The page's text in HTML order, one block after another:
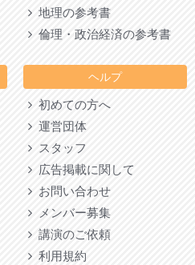
地理の参考書
倫理・政治経済の参考書
ヘルプ
初めての方へ
運営団体
スタッフ
広告掲載に関して
お問い合わせ
メンバー募集
講演のご依頼
利用規約